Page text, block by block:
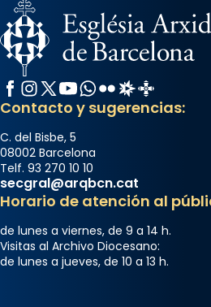
Facebook
Instagram
X / Twitter
YouTube
WhatsApp
FlickrRadio Estel
Catalunya
Contacto y sugerencias:
C. del Bisbe, 5
08002 Barcelona
Telf. 93 270 10 10
secgral@arqbcn.cat
Horario de atención al
de lunes a viernes, de 9 a 14 h.
Visitas al Archivo Diocesano:
de lunes a jueves, de 10 a 13 h.